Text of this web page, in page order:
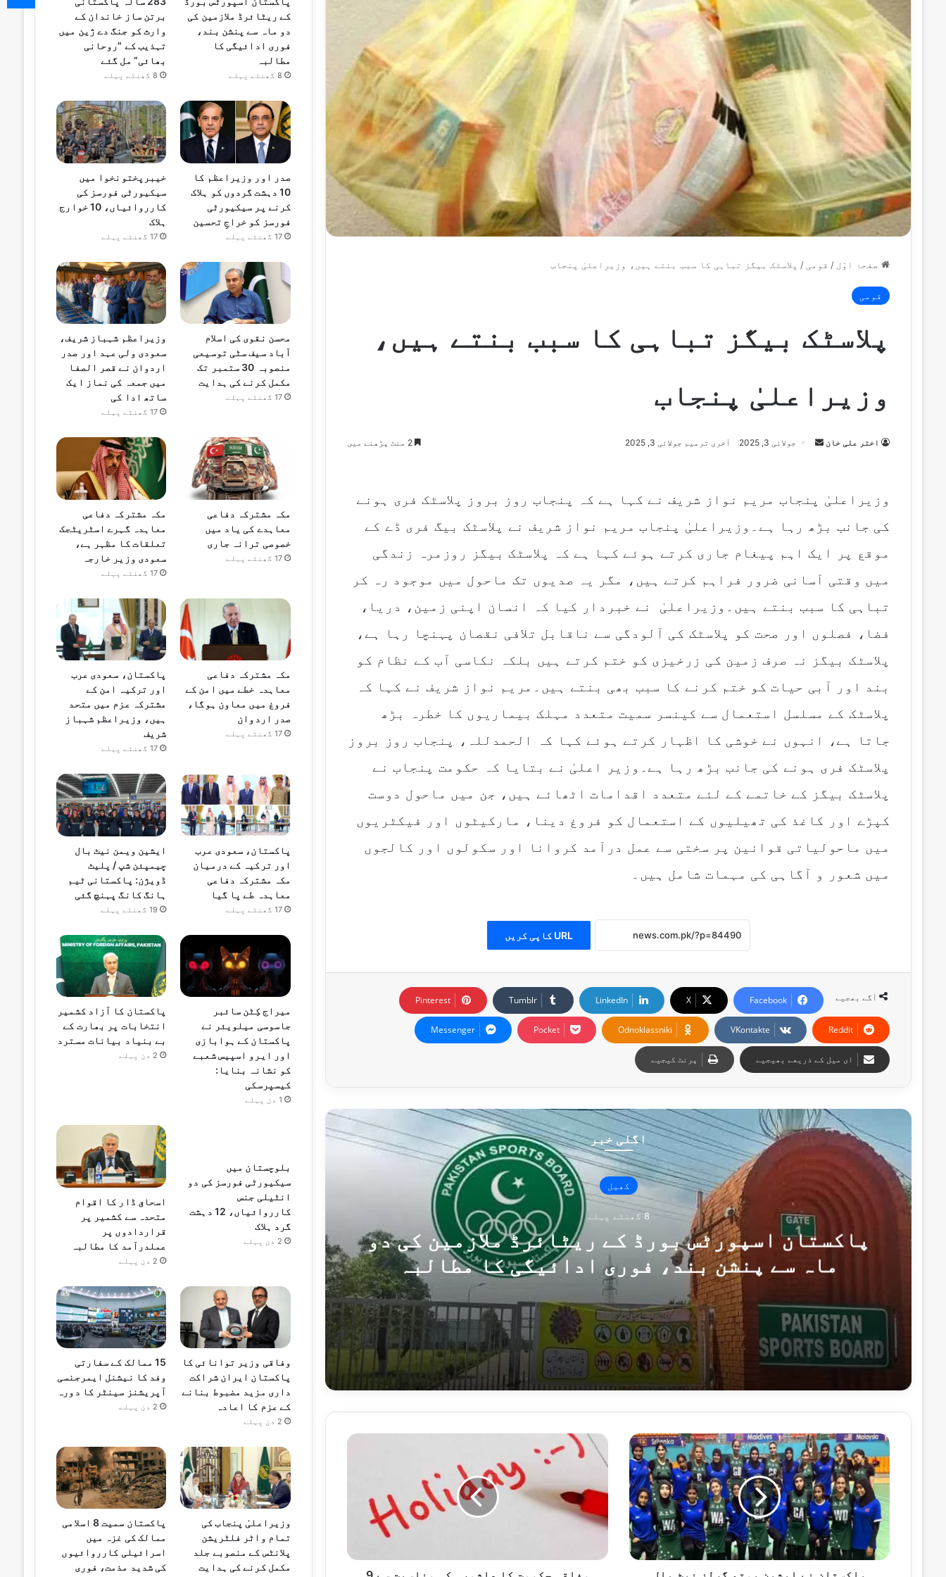
صفحۂ اوّل / قومی / پلاسٹک بیگز تباہی کا سبب بنتے ہیں، وزیراعلیٰ پنجاب
قومی
پلاسٹک بیگز تباہی کا سبب بنتے ہیں،
وزیراعلیٰ پنجاب
اختر علی خان
S
a
n
m
l
جولائی 3, 2025 آخری ترمیم جولائی 3, 2025 2 منٹ پڑھنے میں
وزیراعلیٰ پنجاب مریم نواز شریف نے کہا ہے کہ پنجاب روز بروز پلاسٹک فری ہونے
کی جانب بڑھ رہا ہے۔وزیراعلیٰ پنجاب مریم نواز شریف نے پلاسٹک بیگ فری ڈے کے
موقع پر ایک اہم پیغام جاری کرتے ہوئے کہا ہے کہ پلاسٹک بیگز روزمرہ زندگی
میں وقتی آسانی ضرور فراہم کرتے ہیں، مگر یہ صدیوں تک ماحول میں موجود رہ کر
تباہی کا سبب بنتے ہیں۔وزیراعلیٰ نے خبردار کیا کہ انسان اپنی زمین، دریا،
فضا، فصلوں اور صحت کو پلاسٹک کی آلودگی سے ناقابل تلافی نقصان پہنچا رہا ہے،
پلاسٹک بیگز نہ صرف زمین کی زرخیزی کو ختم کرتے ہیں بلکہ نکاسی آب کے نظام کو
بند اور آبی حیات کو ختم کرنے کا سبب بھی بنتے ہیں۔مریم نواز شریف نے کہا کہ
پلاسٹک کے مسلسل استعمال سے کینسر سمیت متعدد مہلک بیماریوں کا خطرہ بڑھ
جاتا ہے، انہوں نے خوشی کا اظہار کرتے ہوئے کہا کہ الحمدللہ، پنجاب روز بروز
پلاسٹک فری ہونے کی جانب بڑھ رہا ہے۔وزیر اعلیٰ نے بتایا کہ حکومت پنجاب نے
پلاسٹک بیگز کے خاتمے کے لئے متعدد اقدامات اٹھائے ہیں، جن میں ماحول دوست
کپڑے اور کاغذ کی تھیلیوں کے استعمال کو فروغ دینا، مارکیٹوں اور فیکٹریوں
میں ماحولیاتی قوانین پر سختی سے عمل درآمد کروانا اور سکولوں اور کالجوں
میں شعور و آگاہی کی مہمات شامل ہیں۔
URL کاپی کریں
آگے بھجیے Facebook
X
LinkedIn
Tumblr
Pinterest
Reddit
VKontakte
Odnoklassniki
Pocket
Messenger
ای میل کے ذریعے بھیجیے پرنٹ کیجیے
اگلی خبر
کھیل
8 گھنٹے پہلے
پاکستان اسپورٹس بورڈ کے ریٹائرڈ ملازمین کی دو
ماہ سے پنشن بند، فوری ادائیگی کا مطالبہ
8 گھنٹے پہلے
پاکستان اسپورٹس بورڈ کے ریٹائرڈ ملازمین کی دو ماہ سے پنشن بند، فوری ادائیگی کا مطالبہ
17 گھنٹے پہلے
صدر اور وزیراعظم کا 10 دہشت گردوں کو ہلاک کرنے پر سیکیورٹی فورسز کو خراجِ تحسین
پ
ا
ک
س
ت
ے
و
ف
ا
ی
ح
ک
م
کے ریٹائرڈ ملازمین کی
دو ماہ سے پنشن بند،
فوری ادائیگی کا
مطالبہ
8 گھنٹے پہلے
برتن ساز خاندان کے
وارث کو جنگ دے ژین میں
تہذیب کے "روحانی
بھائی” مل گئے
8 گھنٹے پہلے
صدر اور وزیراعظم کا
10 دہشت گردوں کو ہلاک
کرنے پر سیکیورٹی
فورسز کو خراجِ تحسین
17 گھنٹے پہلے
خیبرپختونخوا میں
سیکیورٹی فورسز کی
کارروائیاں، 10 خوارج
ہلاک
17 گھنٹے پہلے
محسن نقوی کی اسلام
آباد سیف سٹی توسیعی
منصوبہ 30 ستمبر تک
مکمل کرنے کی ہدایت
17 گھنٹے پہلے
وزیراعظم شہباز شریف،
سعودی ولی عہد اور صدر
اردوان نے قصر الصفا
میں جمعہ کی نماز ایک
ساتھ ادا کی
17 گھنٹے پہلے
مکہ مشترکہ دفاعی
معاہدے کی یاد میں
خصوصی ترانہ جاری
17 گھنٹے پہلے
مکہ مشترکہ دفاعی
معاہدہ گہرے اسٹریٹجک
تعلقات کا مظہر ہے،
سعودی وزیر خارجہ
17 گھنٹے پہلے
مکہ مشترکہ دفاعی
معاہدہ خطے میں امن کے
فروغ میں معاون ہوگا،
صدر اردوان
17 گھنٹے پہلے
پاکستان، سعودی عرب
اور ترکیہ امن کے
مشترکہ عزم میں متحد
ہیں، وزیراعظم شہباز
شریف
17 گھنٹے پہلے
پاکستان، سعودی عرب
اور ترکیہ کے درمیان
مکہ مشترکہ دفاعی
معاہدہ طے پا گیا
17 گھنٹے پہلے
ایشین ویمن نیٹ بال
چیمپئن شپ / پلیٹ
ڈویژن: پاکستانی ٹیم
ہانگ کانگ پہنچ گئی
19 گھنٹے پہلے
میراج کِٹن سائبر
جاسوسی میلویئر نے
پاکستان کے ہوابازی
اور ایرو اسپیس شعبے
کو نشانہ بنایا:
کیسپرسکی
1 دن پہلے
پاکستان کا آزاد کشمیر
انتخابات پر بھارت کے
بے بنیاد بیانات مسترد
2 دن پہلے
بلوچستان میں
سیکیورٹی فورسز کی دو
انٹیلی جنس
کارروائیاں، 12 دہشت
گرد ہلاک
2 دن پہلے
اسحاق ڈار کا اقوام
متحدہ سے کشمیر پر
قراردادوں پر
عملدرآمد کا مطالبہ
2 دن پہلے
وفاقی وزیر توانائی کا
پاکستان ایران شراکت
داری مزید مضبوط بنانے
کے عزم کا اعادہ
2 دن پہلے
15 ممالک کے سفارتی
وفد کا نیشنل ایمرجنسی
آپریشنز سینٹر کا دورہ
2 دن پہلے
وزیراعلیٰ پنجاب کی
تمام واٹر فلٹریشن
پلانٹس کے منصوبے جلد
مکمل کرنے کی ہدایت
پاکستان سمیت 8 اسلامی
ممالک کی غزہ میں
اسرائیلی کارروائیوں
کی شدید مذمت، فوری